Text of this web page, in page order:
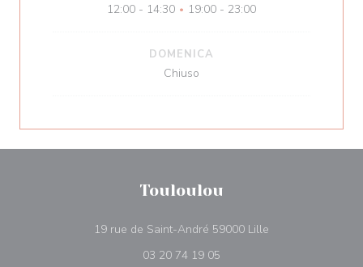
12:00 - 14:30 • 19:00 - 23:00
DOMENICA
Chiuso
Touloulou
19 rue de Saint-André 59000 Lille
03 20 74 19 05